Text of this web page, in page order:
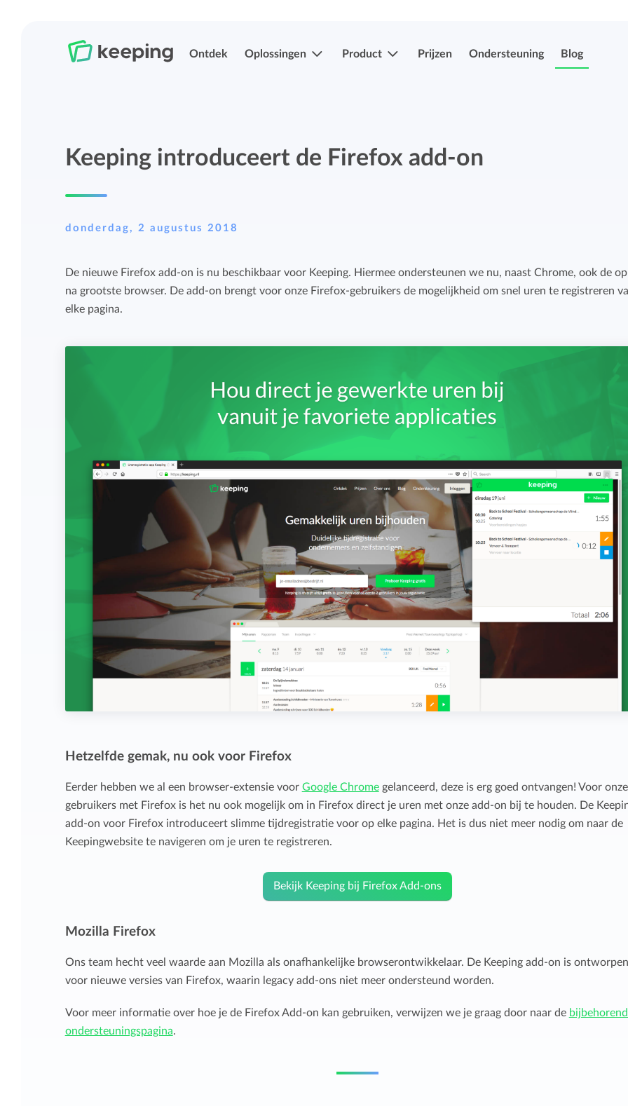
Ontdek Oplossingen
Eenvoudig overal je tijd bijhouden met
Projecten en budgetten beheren
uitgebreide rapportages.
Eenvoudig uren en verlof indien en laten
Product
Eenvoudig overal je tijd bijhouden met
Rittenregistratie
Projecten, labels en structurering
Rapportage dashboards
Eenvoudig direct inzicht in de uren van je
Eenvoudig ziekte en afwezigheid registreren.
Houd grip op projecten met handige budget-
Facturatiekoppelingen
Eenvoudig uren factureren met bekende
Prijzen Ondersteuning Blog
Keeping introduceert de Firefox add-on
donderdag, 2 augustus 2018
De nieuwe Firefox add-on is nu beschikbaar voor Keeping. Hiermee ondersteunen we nu, naast Chrome, ook de
na grootste browser. De add-on brengt voor onze Firefox-gebruikers de mogelijkheid om snel uren te registreren
elke pagina.
Hetzelfde gemak, nu ook voor Firefox
Eerder hebben we al een browser-extensie voor Google Chromegelanceerd, deze is erg goed ontvangen! Voor onze
gebruikers met Firefox is het nu ook mogelijk om in Firefox direct je uren met onze add-on bij te houden. De
add-on voor Firefox introduceert slimme tijdregistratie voor op elke pagina. Het is dus niet meer nodig om naar de
Keepingwebsite te navigeren om je uren te registreren.
Bekijk Keeping bij Firefox Add-ons
Mozilla Firefox
Ons team hecht veel waarde aan Mozilla als onafhankelijke browserontwikkelaar. De Keeping add-on is ontworpen
voor nieuwe versies van Firefox, waarin legacy add-ons niet meer ondersteund worden.
Voor meer informatie over hoe je de Firefox Add-on kan gebruiken, verwijzen we je graag door naar de
ondersteuningspagina.